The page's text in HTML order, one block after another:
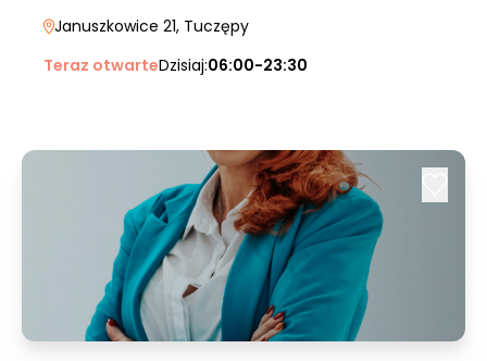
Januszkowice 21, Tuczępy
Teraz otwarteDzisiaj:06:00-23:30